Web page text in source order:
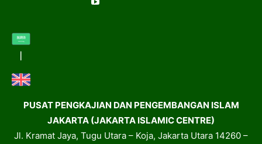
PUSAT PENGKAJIAN DAN PENGEMBANGAN ISLAM
JAKARTA (JAKARTA ISLAMIC CENTRE)
Jl. Kramat Jaya, Tugu Utara – Koja, Jakarta Utara 14260 –